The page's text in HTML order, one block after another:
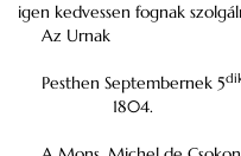
igen kedvessen fognak
Az Urnak
Pesthen Septembernek 5
1804.